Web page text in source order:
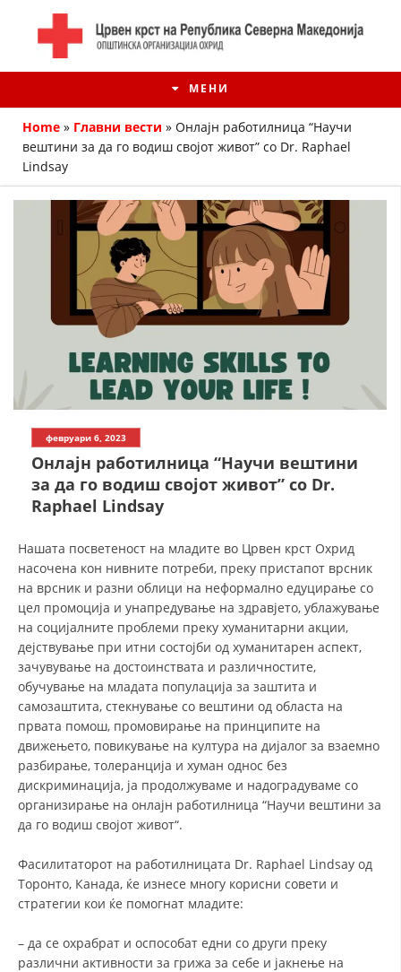
МЕНИ
ИСТОРИЈАТ НА ДВИЖЕЊЕТО
ЧЛЕНСТВО ВО ПРОФЕСИОНАЛНИ ТЕЛА
ЗАКОН ЗА ЦКРМ
СТАТУТ НА ЦКРМ
ОРГАНИЗАЦИЈА И РАЗВОЈ
РАКОВОДЕН ОДБОР
СТРУКТУРА И ОРГАНИЗАЦИОНА ПОСТАВЕНОСТ
ДИСЕМИНАЦИЈА
MЕЃУНАРОДНО ХУМАНИТАРНО ПРАВО
ПРОМОЦИЈА НА ХУМАНИ ВРЕДНОСТИ
СОЦИЈАЛНО ХУМАНИТАРНА ДЕЈНОСТ
Home » Главни вести » Oнлајн работилница “Научи
вештини за да го водиш својот живот” со Dr. Raphael
Lindsay
февруари 6, 2023
Oнлајн работилница “Научи вештини
за да го водиш својот живот” со Dr.
Raphael Lindsay
Нашата посветеност на младите во Црвен крст Охрид
насочена кон нивните потреби, преку пристапот врсник
на врсник и разни облици на неформално едуцирање со
цел промоција и унапредување на здравјето, ублажување
на социјалните проблеми преку хуманитарни акции,
дејствување при итни состојби од хуманитарен аспект,
зачувување на достоинствата и различностите,
обучување на младата популација за заштита и
самозаштита, стекнување со вештини од областа на
првата помош, промовирање на принципите на
движењето, повикување на култура на дијалог за взаемно
разбирање, толеранција и хуман однос без
дискриминација, ја продолжуваме и надоградуваме со
организирање на онлајн работилница “Научи вештини за
да го водиш својот живот“.
Фасилитаторот на работилницата Dr. Raphael Lindsay од
Торонто, Канада, ќе изнесе многу корисни совети и
стратегии кои ќе помогнат младите:
– да се охрабрат и оспособат едни со други преку
различни активности за грижа за себе и јакнење на